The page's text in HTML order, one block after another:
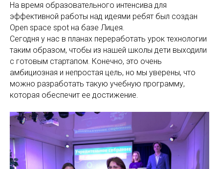
На время образовательного интенсива для
эффективной работы над идеями ребят был создан
Open space spot на базе Лицея.
Сегодня у нас в планах переработать урок технологии
таким образом, чтобы из нашей школы дети выходили
с готовым стартапом. Конечно, это очень
амбициозная и непростая цель, но мы уверены, что
можно разработать такую учебную программу,
которая обеспечит ее достижение.